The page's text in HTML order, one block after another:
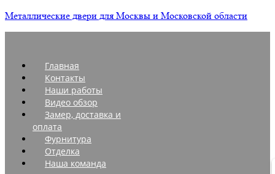
Металлические двери для Москвы и Московской области
Главная
Контакты
Наши работы
Видео обзор
Замер, доставка и
оплата
Фурнитура
Отделка
Наша команда